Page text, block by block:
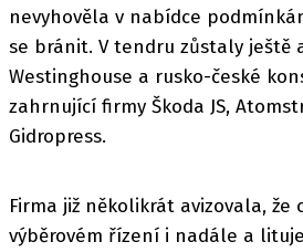
nevyhověla v nabídce
se bránit. V tendru zůstaly ještě
Westinghouse a rusko-české
zahrnující firmy Škoda JS,
Gidropress.
Firma již několikrát avizovala, že
výběrovém řízení i nadále a